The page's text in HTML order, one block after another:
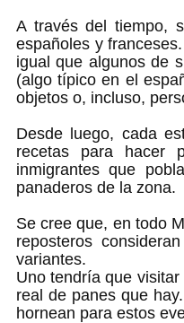
A través del tiempo,
españoles y
igual que algunos de
(algo típico en el
objetos o, incluso,
Desde luego, cada
recetas para hacer
inmigrantes que
panaderos de la zona.
Se cree que, en todo
reposteros
variantes.
Uno tendría que
real de panes que
hornean para estos